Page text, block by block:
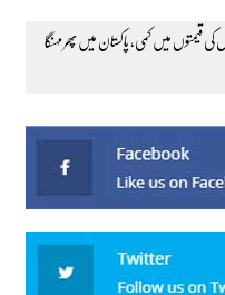
قیمتوں میں کمی، پاکستان میں پھر مہنگا